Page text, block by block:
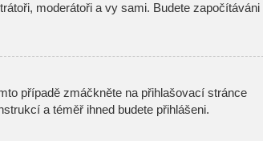
moderátoři a vy sami. Budete započítáváni
případě zmáčkněte na přihlašovací stránce
a téměř ihned budete přihlášeni.